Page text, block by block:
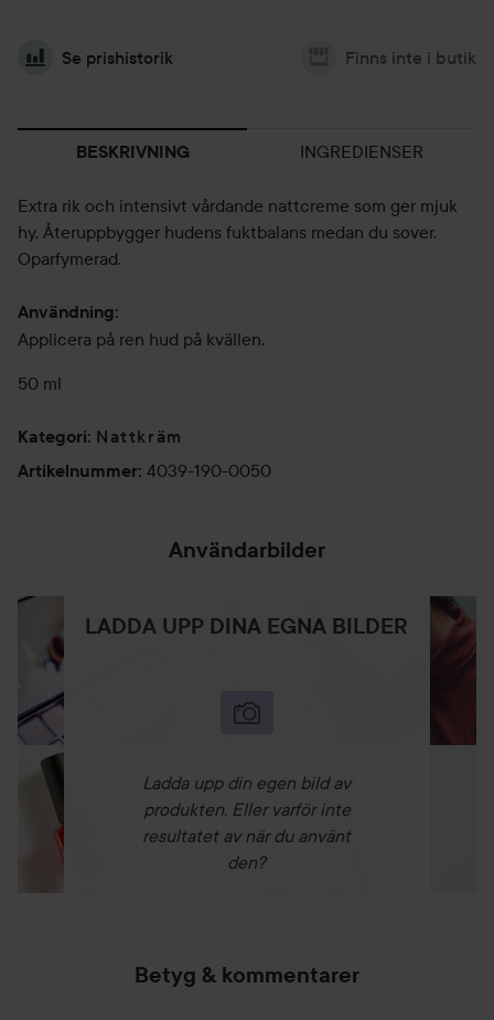
Se prishistorik Finns inte i butik
BESKRIVNING INGREDIENSER
Extra rik och intensivt vårdande nattcreme som ger mjuk
hy. Återuppbygger hudens fuktbalans medan du sover.
Oparfymerad.
Användning:
Applicera på ren hud på kvällen.
50 ml
Kategori: Nattkräm
Artikelnummer: 4039-190-0050
Användarbilder
LADDA UPP DINA EGNA BILDER
Ladda upp din egen bild av
produkten. Eller varför inte
resultatet av när du använt
den?
Betyg & kommentarer